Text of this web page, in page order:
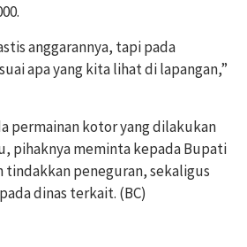
anggarannya, tapi pada
apa yang kita lihat di lapangan,”
permainan kotor yang dilakukan
pihaknya meminta kepada Bupati
tindakkan peneguran, sekaligus
dinas terkait. (BC)